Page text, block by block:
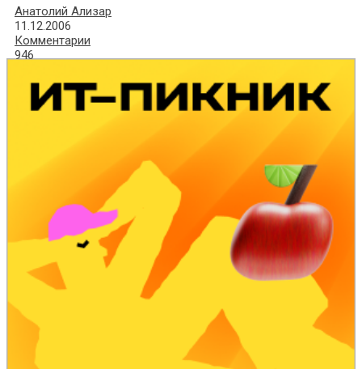
Анатолий Ализар
11.12.2006
Комментарии
946